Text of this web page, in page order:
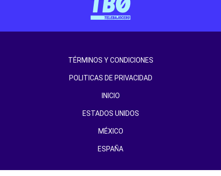
TÉRMINOS Y CONDICIONES
POLITICAS DE PRIVACIDAD
INICIO
ESTADOS UNIDOS
MÉXICO
ESPAÑA